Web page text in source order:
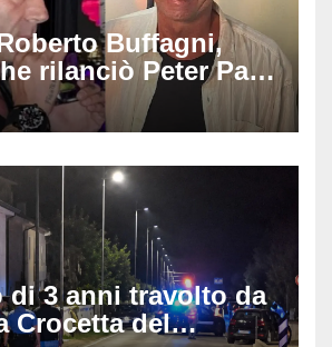
Buffagni,
rilanciò Peter Pan
Rose: aveva 59
di 3 anni travolto da
Crocetta del